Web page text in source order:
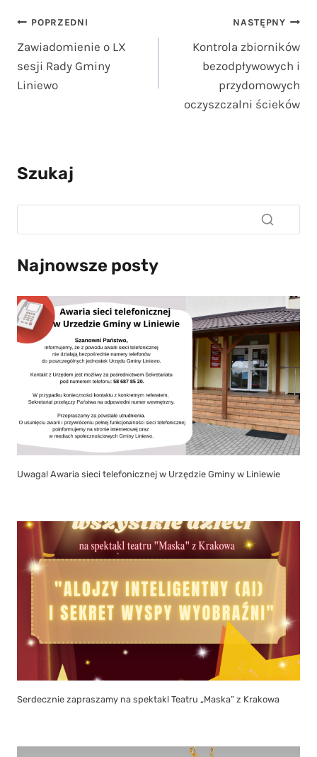
Nawigacja
wpisu
POPRZEDNI
Zawiadomienie o LX
sesji Rady Gminy
Liniewo
NASTĘPNY
Kontrola zbiorników
bezodpływowych i
przydomowych
oczyszczalni ścieków
Szukaj
Najnowsze posty
Uwaga! Awaria sieci telefonicznej w Urzędzie Gminy w Liniewie
Serdecznie zapraszamy na spektakl Teatru „Maska” z Krakowa